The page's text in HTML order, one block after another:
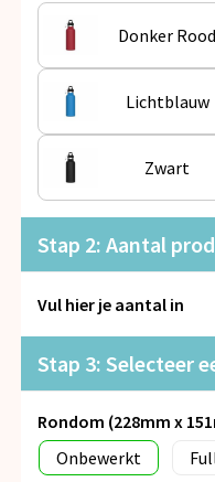
Snoepgoed
Spellen voor binnen en
Veiligheid, Auto en Fiets
Vrije tijd en Strand
Donker Rood
Lichtblauw
Zwart
Stap 2: Aantal
Vul hier je aantal in
Stap 3: Selecteer
Rondom (228mm x
Onbewerkt